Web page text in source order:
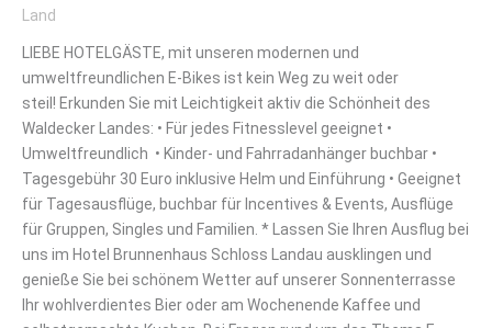
Land
LIEBE HOTELGÄSTE, mit unseren modernen und
umweltfreundlichen E-Bikes ist kein Weg zu weit oder
steil! Erkunden Sie mit Leichtigkeit aktiv die Schönheit des
Waldecker Landes: • Für jedes Fitnesslevel geeignet •
Umweltfreundlich • Kinder- und Fahrradanhänger buchbar •
Tagesgebühr 30 Euro inklusive Helm und Einführung • Geeignet
für Tagesausflüge, buchbar für Incentives & Events, Ausflüge
für Gruppen, Singles und Familien. * Lassen Sie Ihren Ausflug bei
uns im Hotel Brunnenhaus Schloss Landau ausklingen und
genieße Sie bei schönem Wetter auf unserer Sonnenterrasse
Ihr wohlverdientes Bier oder am Wochenende Kaffee und